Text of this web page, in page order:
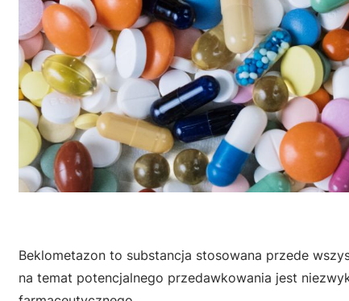
Beklometazon to substancja stosowana przede
na temat potencjalnego przedawkowania jest